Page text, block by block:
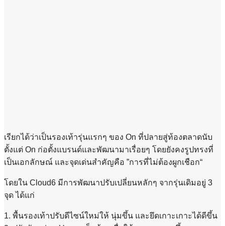
เรียกได้ว่าเป็นรองเท้ารุ่นแรกๆ ของ On ที่ปลายสู่ท้องตลาดนับ
ตั้งแต่ On ก่อตั้งแบรนด์และพัฒนามาเรื่อยๆ โดยยังคงรูปทรงที่
เป็นเอกลักษณ์ และจุดเด่นสำคัญคือ ”การที่ไม่ต้องผูกเชือก“
โดยใน Cloud6 มีการพัฒนาปรับเปลี่ยนหลักๆ จากรุ่นเดิมอยู่ 3
จุด ได้แก่
1. พื้นรองเท้าปรับดีไซน์ใหม่ให้ นุ่มขึ้น และยึดเกาะเกาะได้ดีขึ้น